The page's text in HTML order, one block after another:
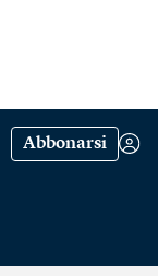
Abbonarsi